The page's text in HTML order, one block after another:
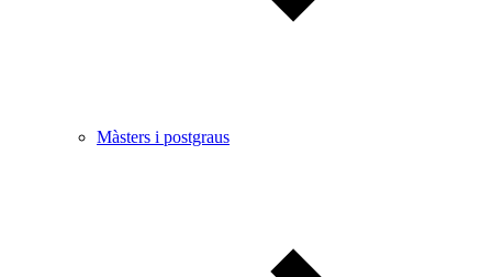
Màsters i postgraus